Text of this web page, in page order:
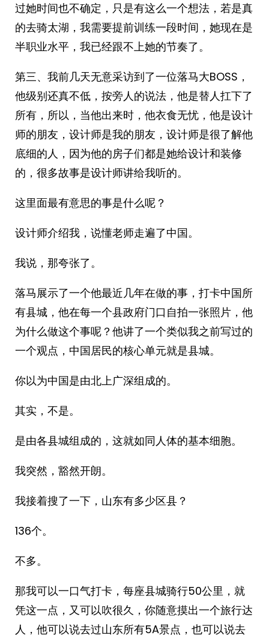
过她时间也不确定，只是有这么一个想法，若是真
的去骑太湖，我需要提前训练一段时间，她现在是
半职业水平，我已经跟不上她的节奏了。
第三、我前几天无意采访到了一位落马大BOSS，
他级别还真不低，按旁人的说法，他是替人扛下了
所有，所以，当他出来时，他衣食无忧，他是设计
师的朋友，设计师是我的朋友，设计师是很了解他
底细的人，因为他的房子们都是她给设计和装修
的，很多故事是设计师讲给我听的。
这里面最有意思的事是什么呢？
设计师介绍我，说懂老师走遍了中国。
我说，那夸张了。
落马展示了一个他最近几年在做的事，打卡中国所
有县城，他在每一个县政府门口自拍一张照片，他
为什么做这个事呢？他讲了一个类似我之前写过的
一个观点，中国居民的核心单元就是县城。
你以为中国是由北上广深组成的。
其实，不是。
是由各县城组成的，这就如同人体的基本细胞。
我突然，豁然开朗。
我接着搜了一下，山东有多少区县？
136个。
不多。
那我可以一口气打卡，每座县城骑行50公里，就
凭这一点，又可以吹很久，你随意摸出一个旅行达
人，他可以说去过山东所有5A景点，也可以说去